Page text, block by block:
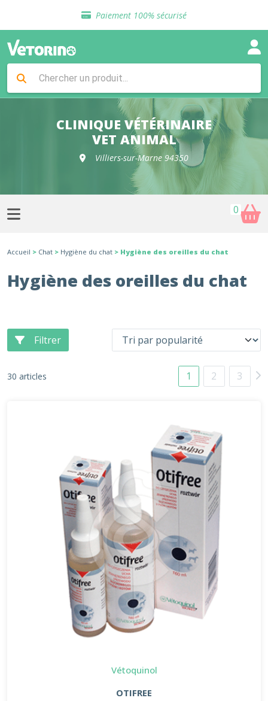
Paiement 100% sécurisé
Livraison gratuite en clinique vétérinaire
Sélection de croquettes vétérinaire
Livraison gratuite en clinique vétérinaire
Retour gratuit en clinique
Sélection de croquettes vétérinaire
CLINIQUE VÉTÉRINAIRE
VET ANIMAL
Villiers-sur-Marne 94350
0
Accueil > Chat > Hygiène du chat > Hygiène des oreilles du chat
Hygiène des oreilles du chat
Filtrer
30 articles 1 2 3
Vétoquinol
OTIFREE